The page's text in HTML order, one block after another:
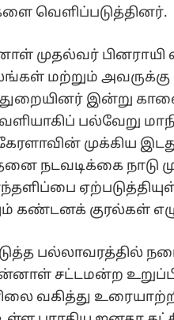
வெளிப்படுத்தினர்.
முதல்வர்
மற்றும்
இன்று
பல்வேறு
முக்கிய
நடவடிக்கை நாடு
கண்டனக் குரல்கள்
பல்லாவரத்தில்
சட்டமன்ற
வகித்து